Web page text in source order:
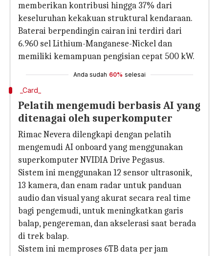
memberikan kontribusi hingga 37% dari
keseluruhan kekakuan struktural kendaraan.
Baterai berpendingin cairan ini terdiri dari
6.960 sel Lithium-Manganese-Nickel dan
memiliki kemampuan pengisian cepat 500 kW.
Anda sudah 60% selesai
_Card_
Pelatih mengemudi berbasis AI yang
ditenagai oleh superkomputer
Rimac Nevera dilengkapi dengan pelatih
mengemudi AI onboard yang menggunakan
superkomputer NVIDIA Drive Pegasus.
Sistem ini menggunakan 12 sensor ultrasonik,
13 kamera, dan enam radar untuk panduan
audio dan visual yang akurat secara real time
bagi pengemudi, untuk meningkatkan garis
balap, pengereman, dan akselerasi saat berada
di trek balap.
Sistem ini memproses 6TB data per jam